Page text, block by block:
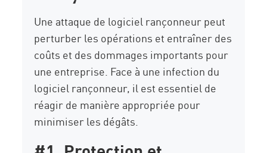
Une attaque de logiciel rançonneur peut
perturber les opérations et entraîner des
coûts et des dommages importants pour
une entreprise. Face à une infection du
logiciel rançonneur, il est essentiel de
réagir de manière appropriée pour
minimiser les dégâts.